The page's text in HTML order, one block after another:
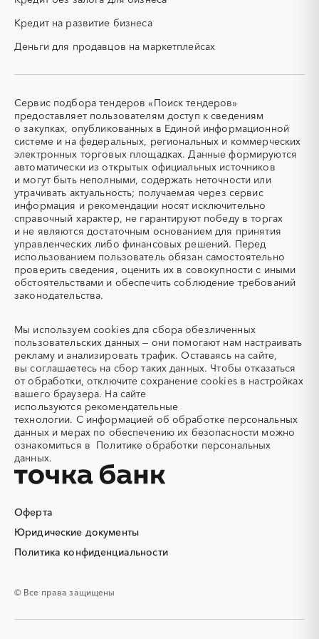
ПГС (песчано-гравийная
смесь)
СВО
СКС (структурированные
СКУД
СОЖ (смазочно-
ТЭН
(Теплоэлектронагреватель)
УДС (установки
депарафинизации скважин)
УКПГ
ЯТЭК
Аварийные работы
Авиаперевозка
Авиационные работы
Авиационные работы
вертолетами
Автобус
Автовозы
Автогрейдер
Автозапчасти
Автоматизация
Автомобили
Автомобильные весы
Авторский надзор
Автотранспорт
Автоцистерны пожарные
Адсорбенты
Акварель
Аквариумы
Аккумуляторы
Алкогольная продукция
Алмазное бурение
Алмазная резка
Алюминиевые
конструкции
Алюминий
Аммоний
Ангар
Антенны
Антискалант
Аппараты воздушного
Аренда автобусов
Аренда погрузчика
Аренда спецтехники с
свай
Краснодарский край
Липецкая область
Магаданская область
Московская область
Мурманская область
Ненецкий AО
Нижегородская область
Новгородская область
Новосибирская область
Омская область
Оренбургская область
Орловская область
Пензенская область
Пермский край
Приморский край
Псковская область
Ростовская область
Рязанская область
Самарская область
Саратовская область
Сахалинская область
Свердловская область
Северная Осетия - Алания
Смоленская область
Тверская область
Томская область
Тульская область
Тыва
Тюменская область
Удмуртская республика
Ульяновская область
Хакасия
Ханты-Мансийский
Автономный округ - Югра
Челябинская область
Чеченская республика
Чувашская республика
Саха (Якутия)
Кредит на развитие бизнеса
Деньги для продавцов на маркетплейсах
Оферта
Юридические документы
Политика конфиденциальности
© Все права защищены
Сервис подбора тендеров «Поиск тендеров»
предоставляет пользователям доступ к сведениям
о закупках, опубликованных в Единой информационной
системе и на федеральных, региональных и коммерческих
электронных торговых площадках. Данные формируются
автоматически из открытых официальных источников
и могут быть неполными, содержать неточности или
утрачивать актуальность; получаемая через сервис
информация и рекомендации носят исключительно
справочный характер, не гарантируют победу в торгах
и не являются достаточным основанием для принятия
управленческих либо финансовых решений. Перед
использованием пользователь обязан самостоятельно
проверить сведения, оценить их в совокупности с иными
обстоятельствами и обеспечить соблюдение требований
законодательства.
Мы используем cookies для сбора обезличенных
пользовательских данных — они помогают нам настраивать
рекламу и анализировать трафик. Оставаясь на сайте,
вы соглашаетесь на сбор таких данных. Чтобы отказаться
от обработки, отключите сохранение cookies в настройках
вашего браузера. На сайте
используются рекомендательные
технологии. С информацией об обработке персональных
данных и мерах по обеспечению их безопасности можно
ознакомиться в Политике обработки персональных
данных.